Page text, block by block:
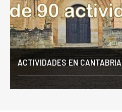
ACTIVIDADES EN CANTABRIA